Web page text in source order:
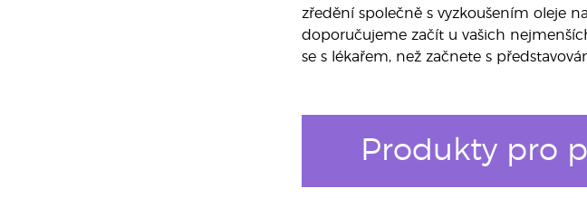
zředění společně s vyzkoušením oleje
doporučujeme začít u vašich
se s lékařem, než začnete s
Produkty pro